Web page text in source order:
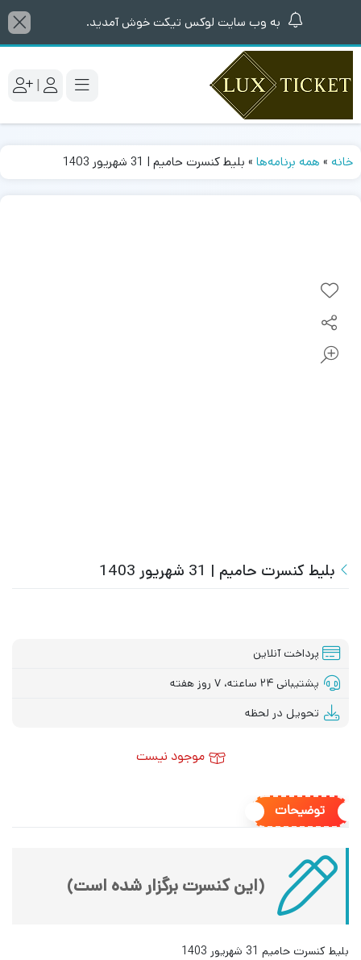
به وب سایت لوکس تیکت خوش آمدید.
|
خانه » همه برنامه‌ها » بلیط کنسرت حامیم | 31 شهریور 1403
بلیط کنسرت حامیم | 31 شهریور 1403
پرداخت آنلاین
پشتیبانی ۲۴ ساعته، ۷ روز هفته
تحویل در لحظه
موجود نیست
توضیحات
(این کنسرت برگزار شده است)
بلیط کنسرت حامیم 31 شهریور 1403